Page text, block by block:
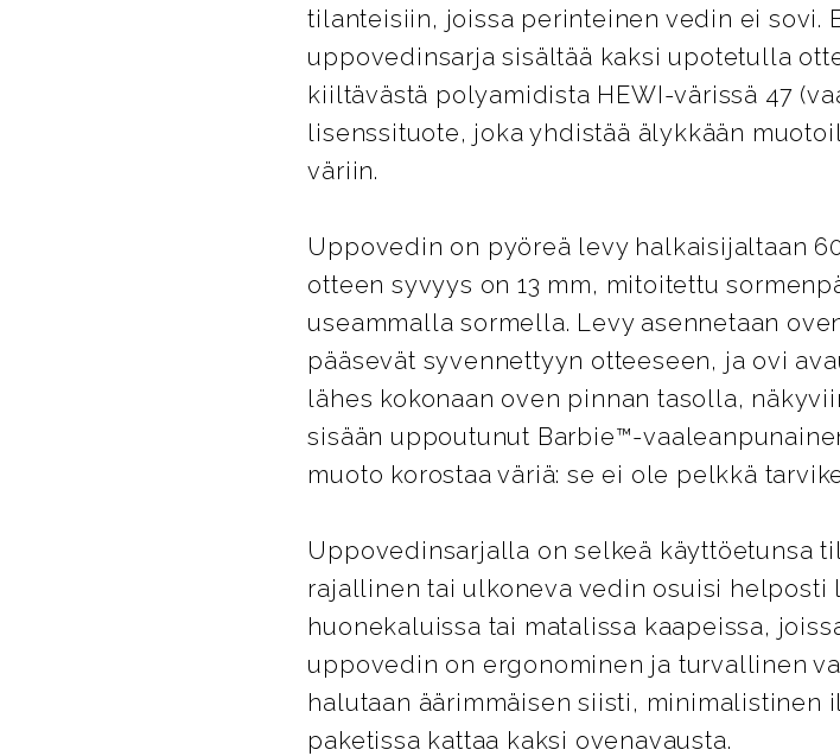
tilanteisiin, joissa perinteinen vedin ei sovi.
uppovedinsarja sisältää kaksi upotetulla
kiiltävästä polyamidista HEWI-värissä 47
lisenssituote, joka yhdistää älykkään
väriin.
Uppovedin on pyöreä levy halkaisijaltaan
otteen syvyys on 13 mm, mitoitettu
useammalla sormella. Levy asennetaan
pääsevät syvennettyyn otteeseen, ja ovi
lähes kokonaan oven pinnan tasolla,
sisään uppoutunut Barbie™-
muoto korostaa väriä: se ei ole pelkkä
Uppovedinsarjalla on selkeä käyttöetunsa
rajallinen tai ulkoneva vedin osuisi helposti
huonekaluissa tai matalissa kaapeissa,
uppovedin on ergonominen ja turvallinen
halutaan äärimmäisen siisti, minimalistinen
paketissa kattaa kaksi ovenavausta.